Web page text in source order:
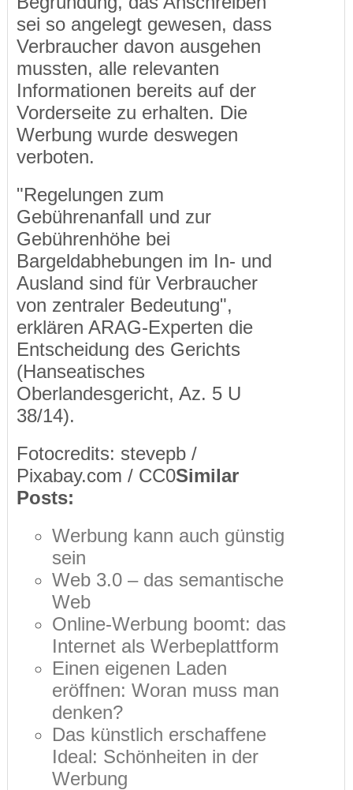
sei so angelegt gewesen, dass
Verbraucher davon ausgehen
mussten, alle relevanten
Informationen bereits auf der
Vorderseite zu erhalten. Die
Werbung wurde deswegen
verboten.
"Regelungen zum
Gebührenanfall und zur
Gebührenhöhe bei
Bargeldabhebungen im In- und
Ausland sind für Verbraucher
von zentraler Bedeutung",
erklären ARAG-Experten die
Entscheidung des Gerichts
(Hanseatisches
Oberlandesgericht, Az. 5 U
38/14).
Fotocredits: stevepb /
Pixabay.com / CC0Similar
Posts:
Werbung kann auch günstig
sein
Web 3.0 – das semantische
Web
Online-Werbung boomt: das
Internet als Werbeplattform
Einen eigenen Laden
eröffnen: Woran muss man
denken?
Das künstlich erschaffene
Ideal: Schönheiten in der
Werbung